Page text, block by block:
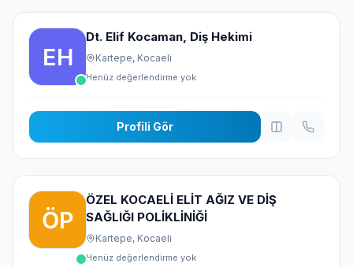
Dt. Elif Kocaman, Diş Hekimi
Kartepe, Kocaeli
Henüz değerlendirme yok
Profili Gör
ÖZEL KOCAELİ ELİT AĞIZ VE DİŞ
SAĞLIĞI POLİKLİNİĞİ
Kartepe, Kocaeli
Henüz değerlendirme yok